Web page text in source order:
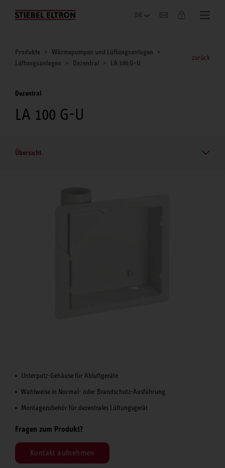
Unternehmen
Produkte
Wärmepumpen und Lüftungsanlagen
Lüftungsanlagen
Dezentral LA 100 G-U
zurück
Dezentral
LA 100 G-U
Übersicht
Unterputz-Gehäuse für Abluftgeräte
Wahlweise in Normal- oder Brandschutz-Ausführung
Montagezubehör für dezentrales Lüftungsgerät
Fragen zum Produkt?
Kontakt aufnehmen